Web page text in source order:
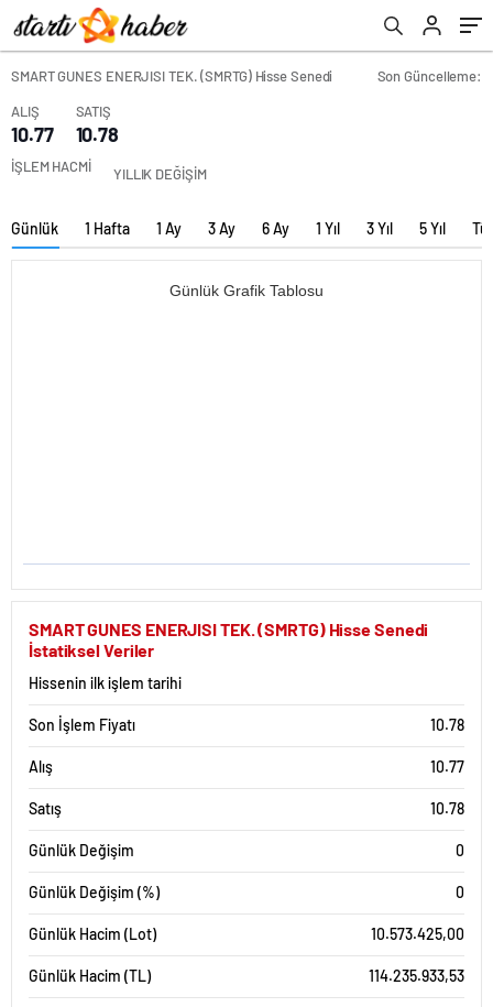
SMART GUNES ENERJISI TEK. (SMRTG) Hisse Senedi
Son Güncelleme:
ALIŞ
10.77
SATIŞ
10.78
İŞLEM HACMİ YILLIK DEĞİŞİM
Günlük 1 Hafta 1 Ay 3 Ay 6 Ay 1 Yıl 3 Yıl 5 Yıl
Günlük Grafik Tablosu
SMART GUNES ENERJISI TEK. (SMRTG) Hisse Senedi
İstatiksel Veriler
Hissenin ilk işlem tarihi
Son İşlem Fiyatı 10.78
Alış 10.77
Satış 10.78
Günlük Değişim 0
Günlük Değişim (%) 0
Günlük Hacim (Lot) 10.573.425,00
Günlük Hacim (TL) 114.235.933,53